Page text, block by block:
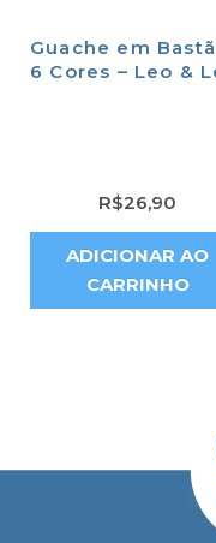
Guache em
6 Cores – Leo &
R$26,90
ADICIONAR AO
CARRINHO